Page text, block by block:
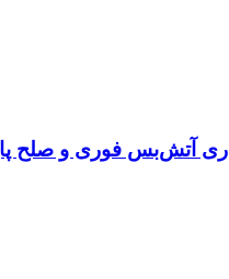
آتش‌بس فوری و صلح